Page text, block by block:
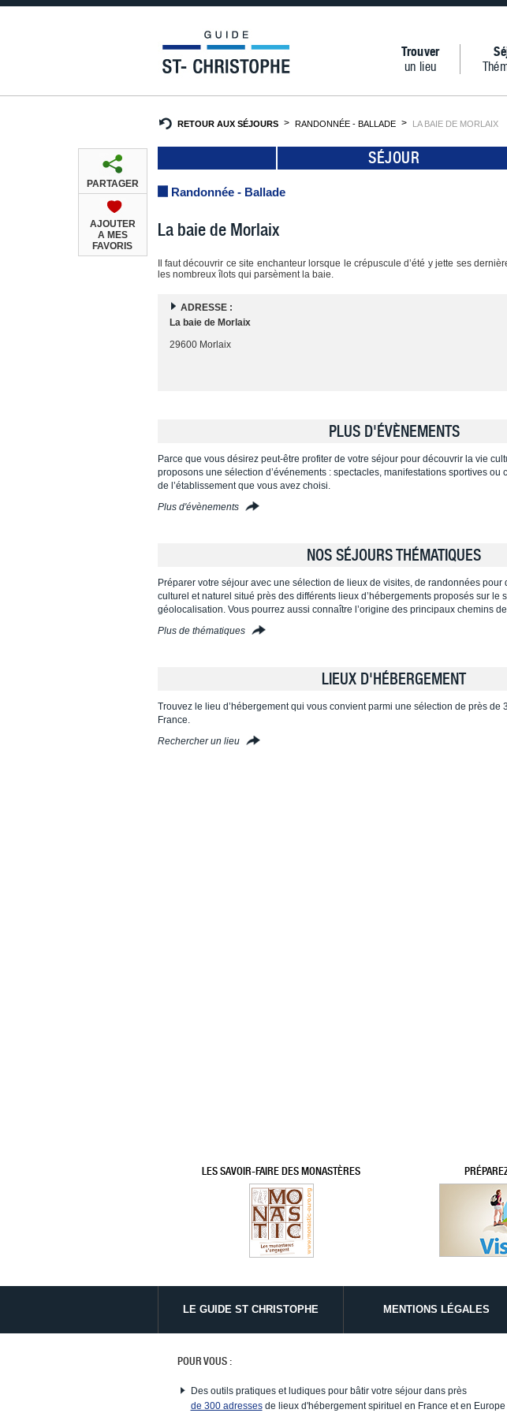
Trouver
un lieu
RETOUR AUX SÉJOURS RANDONNÉE - BALLADE LA BAIE DE MORLAIX
SÉJOUR
Randonnée - Ballade
La baie de Morlaix
Il faut découvrir ce site enchanteur lorsque le crépuscule d’été y jette ses
les nombreux îlots qui parsèment la baie.
ADRESSE :
La baie de Morlaix
29600 Morlaix
PLUS D'ÉVÈNEMENTS
Parce que vous désirez peut-être profiter de votre séjour pour découvrir la vie
proposons une sélection d’événements : spectacles, manifestations sportives ou
de l’établissement que vous avez choisi.
Plus d'évènements
NOS SÉJOURS THÉMATIQUES
Préparer votre séjour avec une sélection de lieux de visites, de randonnées pour
culturel et naturel situé près des différents lieux d’hébergements proposés sur le
géolocalisation. Vous pourrez aussi connaître l’origine des principaux chemins
Plus de thématiques
LIEUX D'HÉBERGEMENT
Trouvez le lieu d’hébergement qui vous convient parmi une sélection de près de
France.
Rechercher un lieu
PARTAGER
AJOUTER
A MES
FAVORIS
LES SAVOIR-FAIRE DES MONASTÈRES
LE GUIDE ST CHRISTOPHE MENTIONS LÉGALES
POUR VOUS :
Des outils pratiques et ludiques pour bâtir votre séjour dans près
de 300 adressesde lieux d'hébergement spirituel en France et en Europe